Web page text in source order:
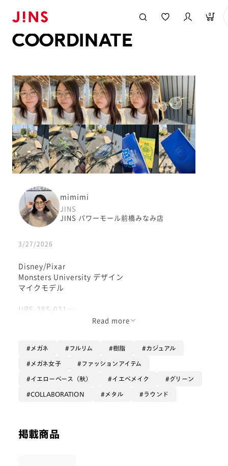
0
COORDINATE
mimimi
JINS
JINS パワーモール前橋みなみ店
3/27/2026
Disney/Pixar
Monsters University デザイン
マイクモデル
URF-26S-031
クリア樹脂素材なので
とてもさりげないですが😆
両目の外側斜め上に角が付いております♪
ややグリーンに見えます‼️
Read more
メガネ フルリム 樹脂 カジュアル
メガネ女子 ファッションアイテム
イエローベース（秋） イエベメイク グリーン
COLLABORATION メタル ラウンド
掲載商品